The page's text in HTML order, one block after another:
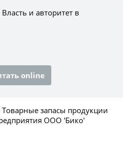
и авторитет в
online
Товарные запасы продукции
ООО 'Бико'